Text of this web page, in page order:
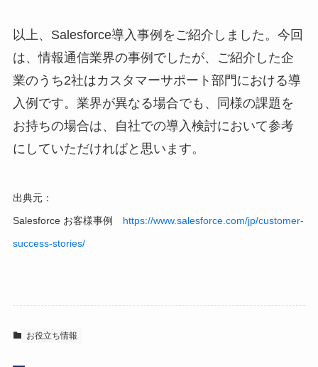
以上、Salesforce導入事例をご紹介しました。今回
は、情報通信業界の事例でしたが、ご紹介した企
業のうち2社はカスタマーサポート部門における導
入例です。業界が異なる場合でも、同様の課題を
お持ちの場合は、自社での導入検討において参考
にしていただければと思います。
出典元：
Salesforce お客様事例 https://www.salesforce.com/jp/customer-
success-stories/
お役立ち情報